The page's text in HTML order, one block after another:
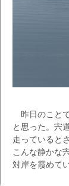
昨日のこと
と思った。宍
走っていると
こんな静かな
対岸を霞めて